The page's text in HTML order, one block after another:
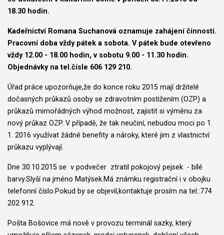
18.30 hodin.
Kadeřnictví Romana Suchanová oznamuje zahájení činnosti.
Pracovní doba vždy pátek a sobota. V pátek bude otevřeno
vždy 12.00 - 18.00 hodin, v sobotu 9.00 - 11.30 hodin.
Objednávky na tel.čísle 606 129 210.
Úřad práce upozorňuje,že do konce roku 2015 mají držitelé
dočasných průkazů osoby se zdravotním postižením (OZP) a
průkazů mimořádných výhod možnost, zajistit si výměnu za
nový průkaz OZP. V případě, že tak neučiní, nebudou moci po 1.
1. 2016 využívat žádné benefity a nároky, které jim z vlastnictví
průkazu vyplývají.
Dne 30.10.2015 se v podvečer ztratil pokojový pejsek - bílé
barvy.Slyší na jméno Matýsek.Má známku registrační i v obojku
telefonní číslo.Pokud by se objevil,kontaktuje prosím na tel.:774
202 912.
Pošta Bošovice má nově v provozu terminál sazky, který